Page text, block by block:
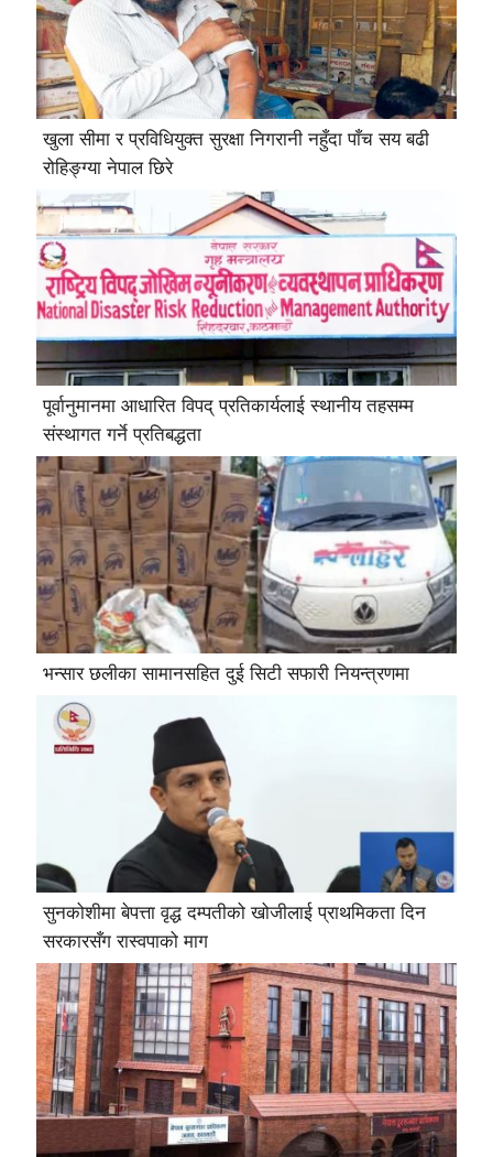
खुला सीमा र प्रविधियुक्त सुरक्षा निगरानी नहुँदा पाँच सय बढी
रोहिङ्ग्या नेपाल छिरे
पूर्वानुमानमा आधारित विपद् प्रतिकार्यलाई स्थानीय तहसम्म
संस्थागत गर्ने प्रतिबद्धता
भन्सार छलीका सामानसहित दुई सिटी सफारी नियन्त्रणमा
सुनकोशीमा बेपत्ता वृद्ध दम्पतीको खोजीलाई प्राथमिकता दिन
सरकारसँग रास्वपाको माग